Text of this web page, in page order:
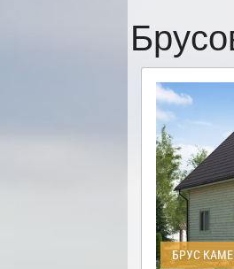
БРУС